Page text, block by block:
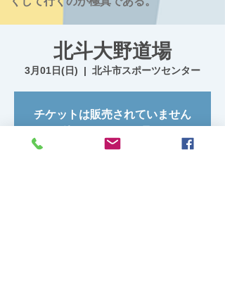
北斗大野道場
3月01日(日)
  |
北斗市スポーツセンター
チケットは販売されていません